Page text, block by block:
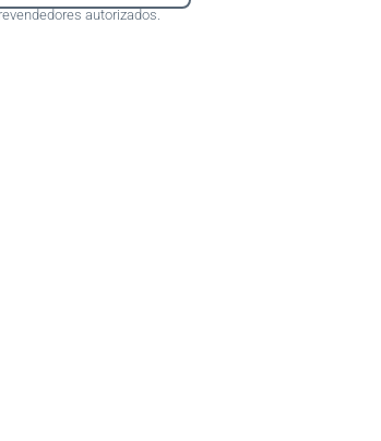
autorizados.